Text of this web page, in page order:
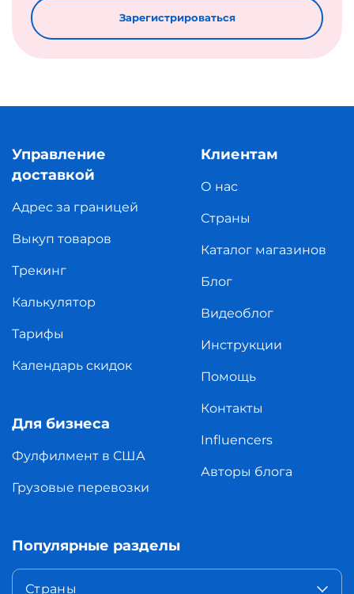
Зарегистрироваться
Управление
доставкой
Адрес за границей
Выкуп товаров
Трекинг
Калькулятор
Тарифы
Календарь скидок
Для бизнеса
Фулфилмент в США
Грузовые перевозки
Клиентам
О нас
Страны
Каталог магазинов
Блог
Видеоблог
Инструкции
Помощь
Контакты
Influencers
Авторы блога
Популярные разделы
Страны